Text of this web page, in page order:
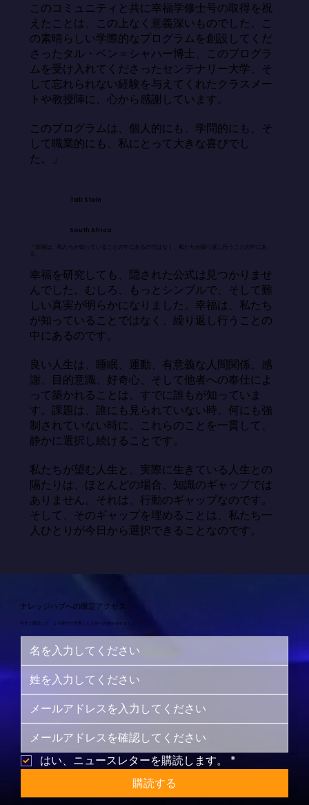
このコミュニティと共に幸福学修士号の取得を祝
えたことは、この上なく意義深いものでした。こ
の素晴らしい学際的なプログラムを創設してくだ
さったタル・ベン＝シャハー博士、このプログラ
ムを受け入れてくださったセンテナリー大学、そ
して忘れられない経験を与えてくれたクラスメー
トや教授陣に、心から感謝しています。
このプログラムは、個人的にも、学問的にも、そ
して職業的にも、私にとって大きな喜びでし
た。」
Tali Stein
South Africa
「幸福は、私たちが知っていることの中にあるのではなく、私たちが繰り返し行うことの中にあ
る。」
幸福を研究しても、隠された公式は見つかりませ
んでした。むしろ、もっとシンプルで、そして難
しい真実が明らかになりました。幸福は、私たち
が知っていることではなく、繰り返し行うことの
中にあるのです。
良い人生は、睡眠、運動、有意義な人間関係、感
謝、目的意識、好奇心、そして他者への奉仕によ
って築かれることは、すでに誰もが知っていま
す。課題は、誰にも見られていない時、何にも強
制されていない時に、これらのことを一貫して、
静かに選択し続けることです。
私たちが望む人生と、実際に生きている人生との
隔たりは、ほとんどの場合、知識のギャップでは
ありません。それは、行動のギャップなのです。
そして、そのギャップを埋めることは、私たち一
人ひとりが今日から選択できることなのです。
ナレッジハブへの限定アクセス
今すぐ購読して、より幸せで充実した人生への旅を始めましょう！
はい、ニュースレターを購読します。
*
購読する